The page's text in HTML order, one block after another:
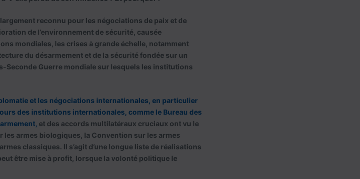
reconnu pour les négociations de paix et de
de l’environnement de sécurité, causée
mondiales, les crises à grande échelle, notamment
du désarmement et de la sécurité fondée sur un
Seconde Guerre mondiale sur lesquels les institutions
et les négociations internationales, en particulier
des institutions internationales, comme le Bureau des
et des accords multilatéraux cruciaux ont vu le
les armes biologiques, la Convention sur les armes
classiques. Il s’agit d’une longue liste de réalisations
être mise à profit, lorsque la volonté politique le